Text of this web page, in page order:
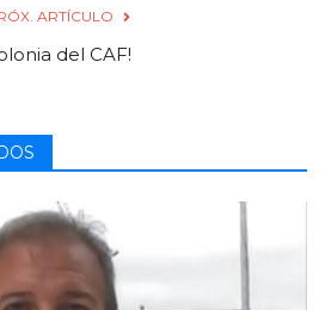
ARTÍCULO
del CAF!